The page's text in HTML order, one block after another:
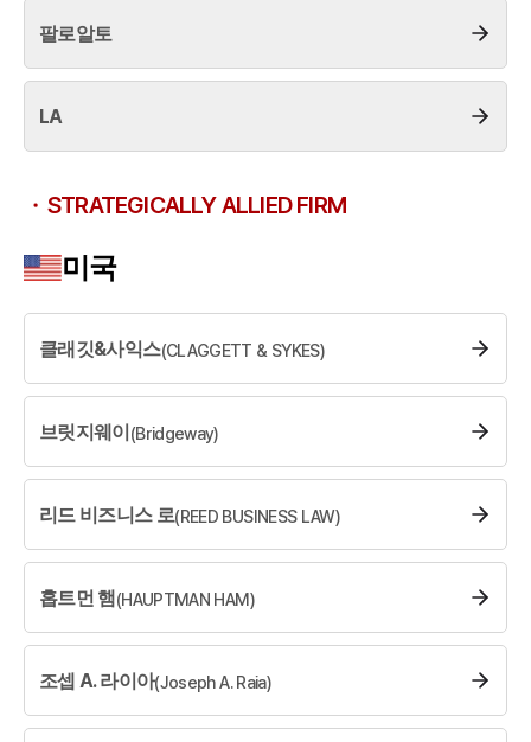
공지사항
법률 블로그
법률서식
뉴스레터/브로슈어
대륜법률상담예약
대륜법률상담예약
팔로알토
LA
STRATEGICALLY ALLIED FIRM
미국
클래깃&사익스(CLAGGETT & SYKES)
브릿지웨이(Bridgeway)
리드 비즈니스 로(REED BUSINESS LAW)
홉트먼 햄(HAUPTMAN HAM)
조셉 A. 라이아(Joseph A. Raia)